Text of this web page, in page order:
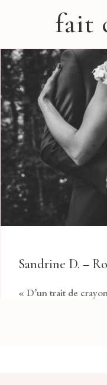
fait
Sandrine D. –
« D’un trait de